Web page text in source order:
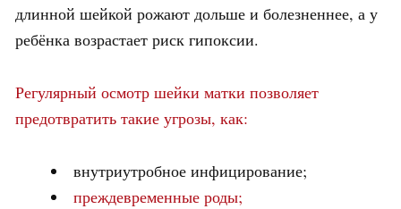
длинной шейкой рожают дольше и болезненнее, а у
ребёнка возрастает риск гипоксии.
Регулярный осмотр шейки матки позволяет
предотвратить такие угрозы, как:
внутриутробное инфицирование;
преждевременные роды;